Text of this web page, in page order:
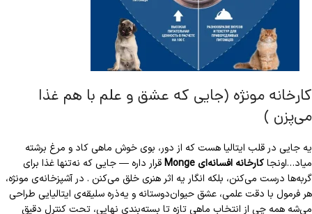
کارخانه مونژه (جایی که عشق و علم با هم غذا
می‌پزن )
یه جایی در قلب ایتالیا هست که از دور، بوی خوش ماهی کاد و مرغ برشته
میاد…اونجاکارخانه افسانه‌ای Monge
قرار داره — جایی که نه‌تنها غذا برای
گربه‌ها درست می‌کنن، بلکه انگار یه اثر هنری خلق می‌کنن . در آشپزخانه‌ی مونژه،
هر فرمول با دقت علمی، عشق حیوان‌دوستانه و یه‌ذره سلیقه‌ی ایتالیایی طراحی
می‌شه همه چی از انتخاب ماهی تازه تا بسته‌بندی نهایی، تحت کنترل دقیق